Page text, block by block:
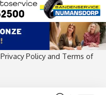
Privacy Policy and Terms of